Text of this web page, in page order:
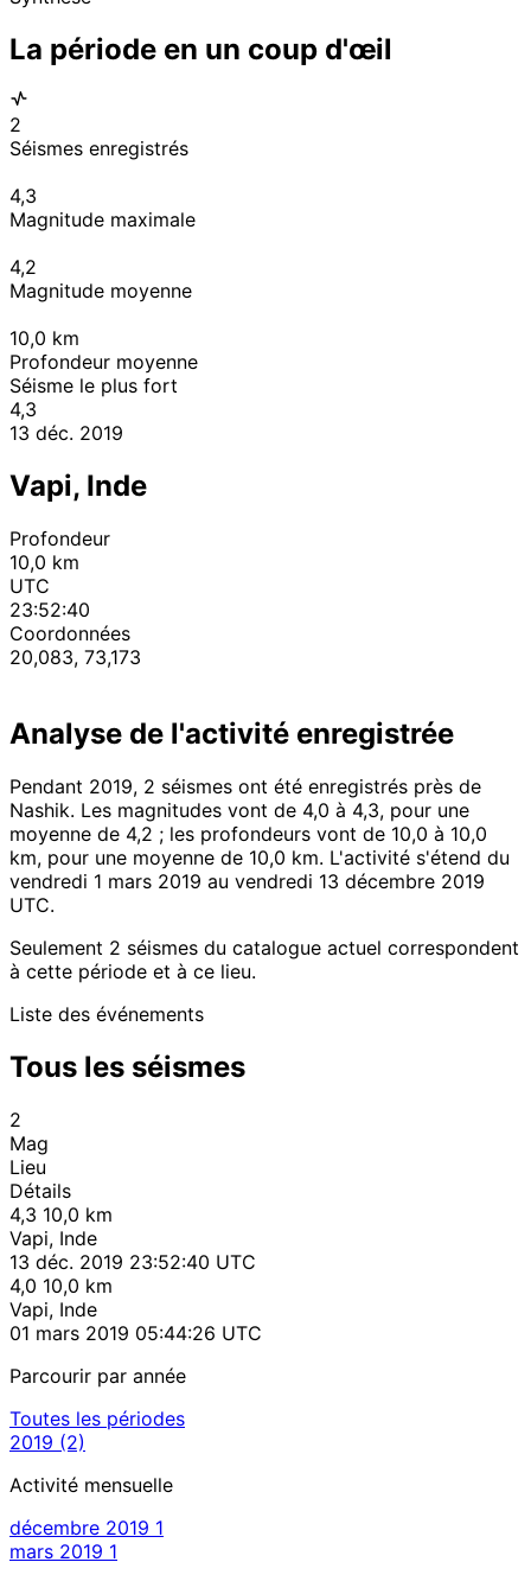
La période en un coup d'œil
2
Séismes enregistrés
4,3
Magnitude maximale
4,2
Magnitude moyenne
10,0 km
Profondeur moyenne
Séisme le plus fort
4,3
13 déc. 2019
Vapi, Inde
Profondeur
10,0 km
UTC
23:52:40
Coordonnées
20,083, 73,173
Analyse de l'activité enregistrée
Pendant 2019, 2 séismes ont été enregistrés près de
Nashik. Les magnitudes vont de 4,0 à 4,3, pour une
moyenne de 4,2 ; les profondeurs vont de 10,0 à 10,0
km, pour une moyenne de 10,0 km. L'activité s'étend du
vendredi 1 mars 2019 au vendredi 13 décembre 2019
UTC.
Seulement 2 séismes du catalogue actuel correspondent
à cette période et à ce lieu.
Liste des événements
Tous les séismes
2
Mag
Lieu
Détails
4,3 10,0 km
Vapi, Inde
13 déc. 2019 23:52:40 UTC
4,0 10,0 km
Vapi, Inde
01 mars 2019 05:44:26 UTC
Parcourir par année
Toutes les périodes
2019 (2)
Activité mensuelle
décembre 2019 1
mars 2019 1